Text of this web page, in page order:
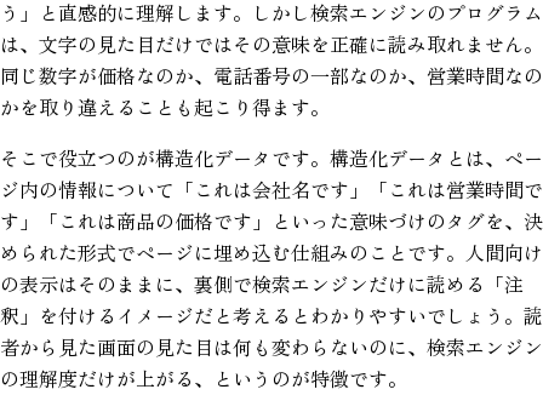
う」と直感的に理解します。しかし検索エンジンのプログラム
は、文字の見た目だけではその意味を正確に読み取れません。
同じ数字が価格なのか、電話番号の一部なのか、営業時間なの
かを取り違えることも起こり得ます。
そこで役立つのが構造化データです。構造化データとは、ペー
ジ内の情報について「これは会社名です」「これは営業時間で
す」「これは商品の価格です」といった意味づけのタグを、決
められた形式でページに埋め込む仕組みのことです。人間向け
の表示はそのままに、裏側で検索エンジンだけに読める「注
釈」を付けるイメージだと考えるとわかりやすいでしょう。読
者から見た画面の見た目は何も変わらないのに、検索エンジン
の理解度だけが上がる、というのが特徴です。